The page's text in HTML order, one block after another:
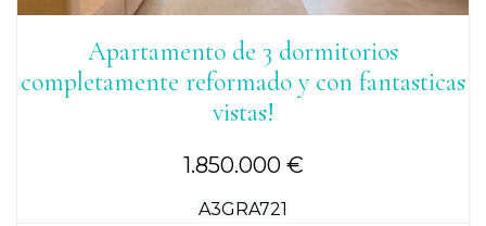
1.850.000 €
A3GRA721
Apartamento de 3 dormitorios
completamente reformado y con fantasticas
vistas!